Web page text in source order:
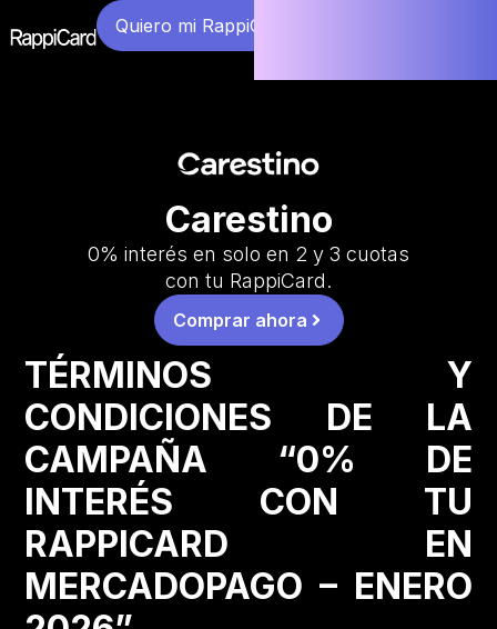
Quiero mi RappiCard
Carestino
0% interés en solo en 2 y 3 cuotas
con tu RappiCard.
Comprar ahora
TÉRMINOS Y
CONDICIONES DE LA
CAMPAÑA “0% DE
INTERÉS CON TU
RAPPICARD EN
MERCADOPAGO – ENERO